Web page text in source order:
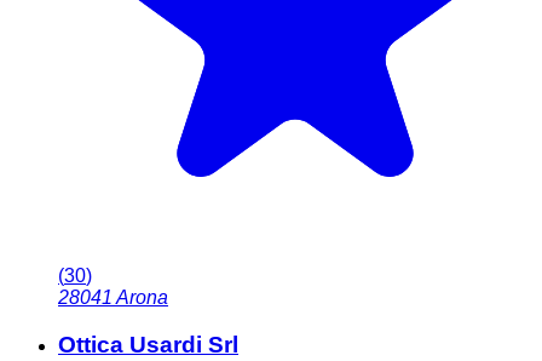
(30)
28041 Arona
Ottica Usardi Srl